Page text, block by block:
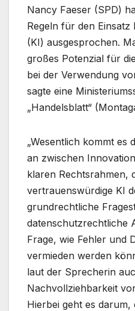
Nancy Faeser (SPD)
Regeln für den
(KI) ausgesprochen.
großes Potenzial für
bei der Verwendung
sagte eine
„Handelsblatt“
„Wesentlich kommt es
an zwischen
klaren Rechtsrahmen,
vertrauenswürdige KI
grundrechtliche
datenschutzrechtliche
Frage, wie Fehler und
vermieden werden
laut der Sprecherin
Nachvollziehbarkeit
Hierbei geht es darum,